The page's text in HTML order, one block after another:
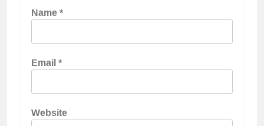
Name*
Email*
Website